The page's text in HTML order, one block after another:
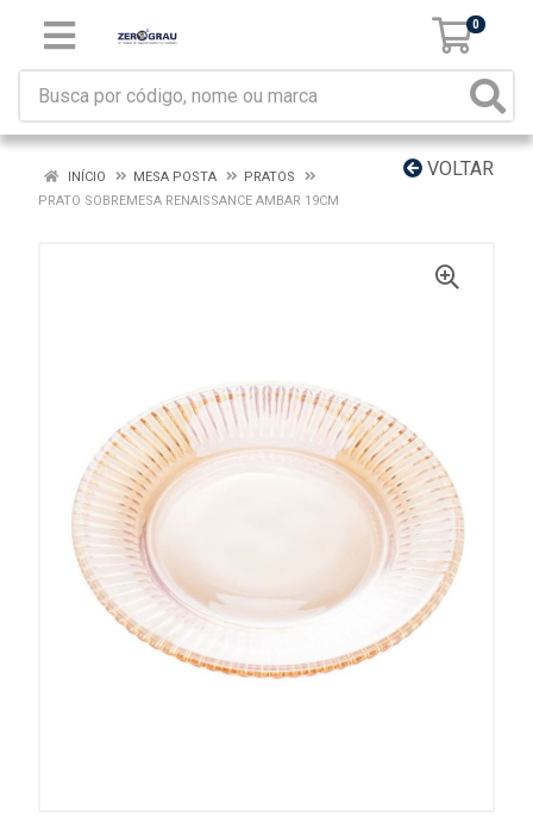
0
VOLTAR
INÍCIO MESA POSTA
PRATOS
PRATO SOBREMESA RENAISSANCE AMBAR 19CM